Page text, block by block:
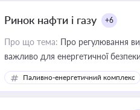
Ринок нафти і газу +6
Про що тема: Про регулювання
важливо для енергетичної
Паливно-енергетичний комплекс